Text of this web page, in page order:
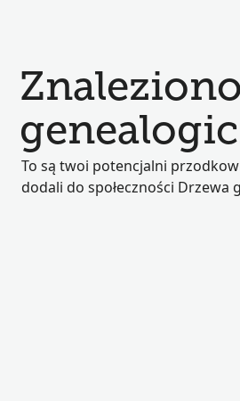
To są twoi potencjalni
dodali do społeczności Drzewa